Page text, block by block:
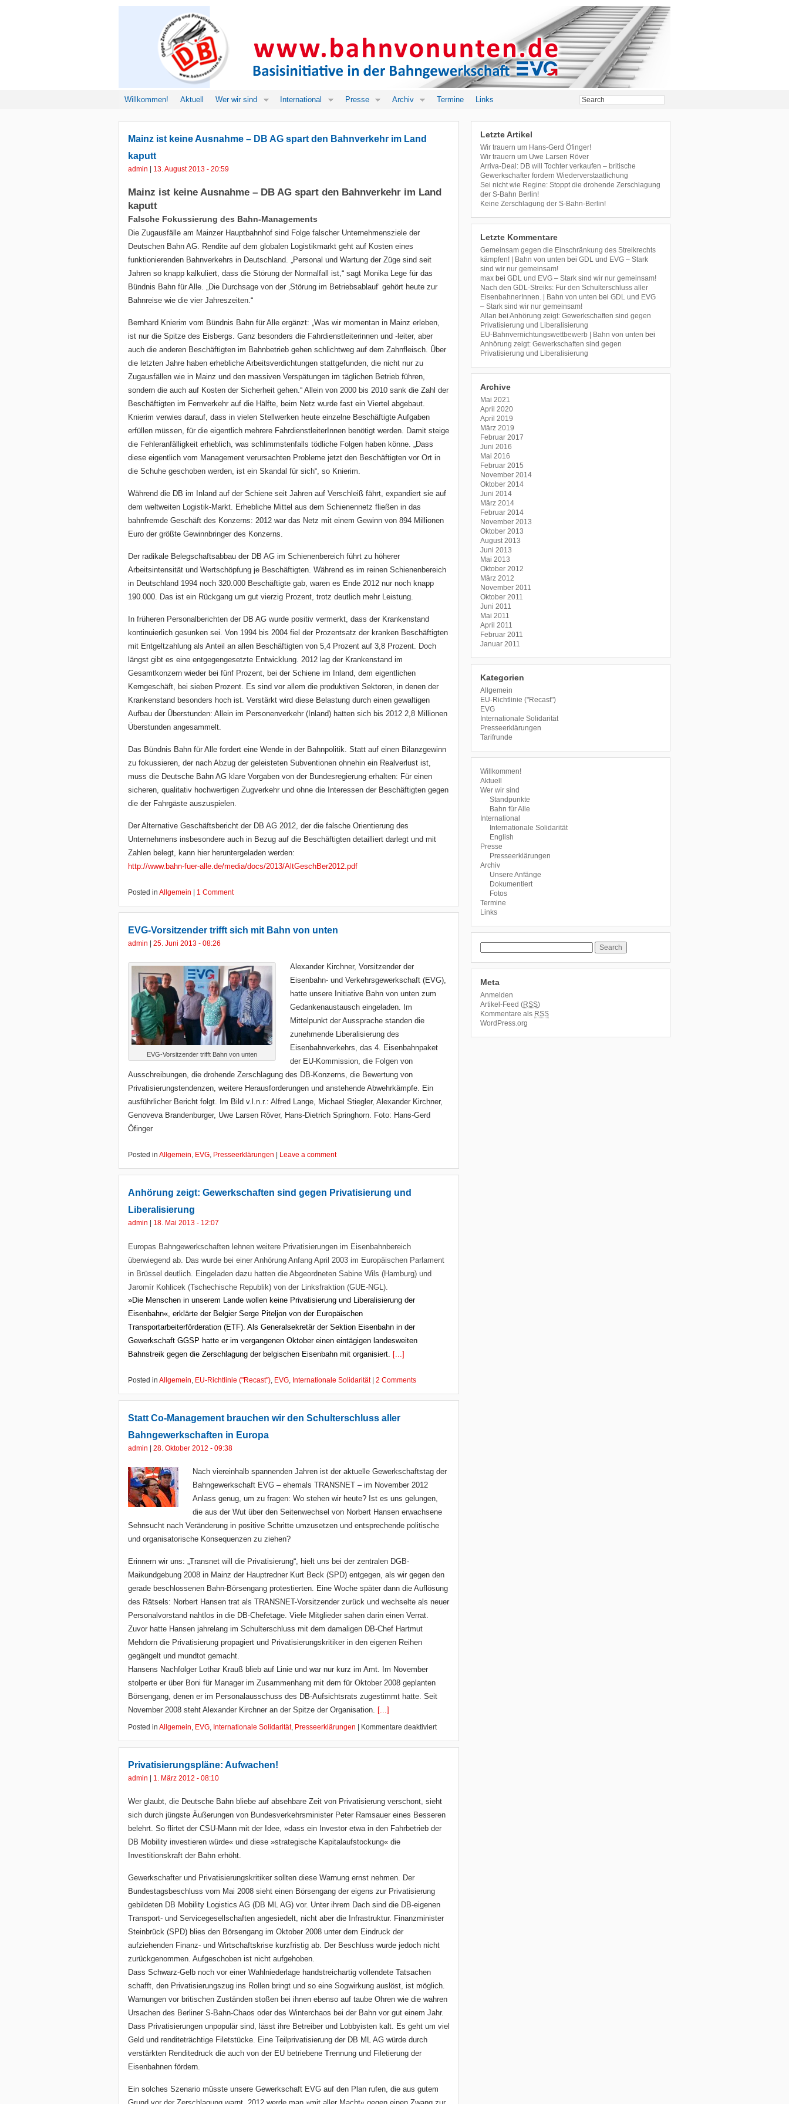
Willkommen! Aktuell Wer wir sind International Presse Archiv Termine Links
Mainz ist keine Ausnahme – DB AG spart den Bahnverkehr im Land
kaputt
admin | 13. August 2013 - 20:59
Mainz ist keine Ausnahme – DB AG spart den Bahnverkehr im Land
kaputt
Falsche Fokussierung des Bahn-Managements
Die Zugausfälle am Mainzer Hauptbahnhof sind Folge falscher Unternehmensziele der
Deutschen Bahn AG. Rendite auf dem globalen Logistikmarkt geht auf Kosten eines
funktionierenden Bahnverkehrs in Deutschland. „Personal und Wartung der Züge sind seit
Jahren so knapp kalkuliert, dass die Störung der Normalfall ist,“ sagt Monika Lege für das
Bündnis Bahn für Alle. „Die Durchsage von der ‚Störung im Betriebsablauf‘ gehört heute zur
Bahnreise wie die vier Jahreszeiten.“
Bernhard Knierim vom Bündnis Bahn für Alle ergänzt: „Was wir momentan in Mainz erleben,
ist nur die Spitze des Eisbergs. Ganz besonders die Fahrdienstleiterinnen und -leiter, aber
auch die anderen Beschäftigten im Bahnbetrieb gehen schlichtweg auf dem Zahnfleisch. Über
die letzten Jahre haben erhebliche Arbeitsverdichtungen stattgefunden, die nicht nur zu
Zugausfällen wie in Mainz und den massiven Verspätungen im täglichen Betrieb führen,
sondern die auch auf Kosten der Sicherheit gehen.“ Allein von 2000 bis 2010 sank die Zahl der
Beschäftigten im Fernverkehr auf die Hälfte, beim Netz wurde fast ein Viertel abgebaut.
Knierim verwies darauf, dass in vielen Stellwerken heute einzelne Beschäftigte Aufgaben
erfüllen müssen, für die eigentlich mehrere FahrdienstleiterInnen benötigt werden. Damit steige
die Fehleranfälligkeit erheblich, was schlimmstenfalls tödliche Folgen haben könne. „Dass
diese eigentlich vom Management verursachten Probleme jetzt den Beschäftigten vor Ort in
die Schuhe geschoben werden, ist ein Skandal für sich“, so Knierim.
Während die DB im Inland auf der Schiene seit Jahren auf Verschleiß fährt, expandiert sie auf
dem weltweiten Logistik-Markt. Erhebliche Mittel aus dem Schienennetz fließen in das
bahnfremde Geschäft des Konzerns: 2012 war das Netz mit einem Gewinn von 894 Millionen
Euro der größte Gewinnbringer des Konzerns.
Der radikale Belegschaftsabbau der DB AG im Schienenbereich führt zu höherer
Arbeitsintensität und Wertschöpfung je Beschäftigten. Während es im reinen Schienenbereich
in Deutschland 1994 noch 320.000 Beschäftigte gab, waren es Ende 2012 nur noch knapp
190.000. Das ist ein Rückgang um gut vierzig Prozent, trotz deutlich mehr Leistung.
In früheren Personalberichten der DB AG wurde positiv vermerkt, dass der Krankenstand
kontinuierlich gesunken sei. Von 1994 bis 2004 fiel der Prozentsatz der kranken Beschäftigten
mit Entgeltzahlung als Anteil an allen Beschäftigten von 5,4 Prozent auf 3,8 Prozent. Doch
längst gibt es eine entgegengesetzte Entwicklung. 2012 lag der Krankenstand im
Gesamtkonzern wieder bei fünf Prozent, bei der Schiene im Inland, dem eigentlichen
Kerngeschäft, bei sieben Prozent. Es sind vor allem die produktiven Sektoren, in denen der
Krankenstand besonders hoch ist. Verstärkt wird diese Belastung durch einen gewaltigen
Aufbau der Überstunden: Allein im Personenverkehr (Inland) hatten sich bis 2012 2,8 Millionen
Überstunden angesammelt.
Das Bündnis Bahn für Alle fordert eine Wende in der Bahnpolitik. Statt auf einen Bilanzgewinn
zu fokussieren, der nach Abzug der geleisteten Subventionen ohnehin ein Realverlust ist,
muss die Deutsche Bahn AG klare Vorgaben von der Bundesregierung erhalten: Für einen
sicheren, qualitativ hochwertigen Zugverkehr und ohne die Interessen der Beschäftigten gegen
die der Fahrgäste auszuspielen.
Der Alternative Geschäftsbericht der DB AG 2012, der die falsche Orientierung des
Unternehmens insbesondere auch in Bezug auf die Beschäftigten detailliert darlegt und mit
Zahlen belegt, kann hier heruntergeladen werden:
http://www.bahn-fuer-alle.de/media/docs/2013/AltGeschBer2012.pdf
Posted in Allgemein | 1 Comment
EVG-Vorsitzender trifft sich mit Bahn von unten
admin | 25. Juni 2013 - 08:26
EVG-Vorsitzender trifft Bahn von unten
Alexander Kirchner, Vorsitzender der
Eisenbahn- und Verkehrsgewerkschaft (EVG),
hatte unsere Initiative Bahn von unten zum
Gedankenaustausch eingeladen. Im
Mittelpunkt der Aussprache standen die
zunehmende Liberalisierung des
Eisenbahnverkehrs, das 4. Eisenbahnpaket
der EU-Kommission, die Folgen von
Ausschreibungen, die drohende Zerschlagung des DB-Konzerns, die Bewertung von
Privatisierungstendenzen, weitere Herausforderungen und anstehende Abwehrkämpfe. Ein
ausführlicher Bericht folgt. Im Bild v.l.n.r.: Alfred Lange, Michael Stiegler, Alexander Kirchner,
Genoveva Brandenburger, Uwe Larsen Röver, Hans-Dietrich Springhorn. Foto: Hans-Gerd
Öfinger
Posted in Allgemein EVG Presseerklärungen | Leave a comment
Anhörung zeigt: Gewerkschaften sind gegen Privatisierung und
Liberalisierung
admin | 18. Mai 2013 - 12:07
Europas Bahngewerkschaften lehnen weitere Privatisierungen im Eisenbahnbereich
überwiegend ab. Das wurde bei einer Anhörung Anfang April 2003 im Europäischen Parlament
in Brüssel deutlich. Eingeladen dazu hatten die Abgeordneten Sabine Wils (Hamburg) und
Jaromír Kohlicek (Tschechische Republik) von der Linksfraktion (GUE-NGL).
»Die Menschen in unserem Lande wollen keine Privatisierung und Liberalisierung der
Eisenbahn«, erklärte der Belgier Serge Piteljon von der Europäischen
Transportarbeiterförderation (ETF). Als Generalsekretär der Sektion Eisenbahn in der
Gewerkschaft GGSP hatte er im vergangenen Oktober einen eintägigen landesweiten
Bahnstreik gegen die Zerschlagung der belgischen Eisenbahn mit organisiert. [...]
Posted in Allgemein EU-Richtlinie ("Recast") EVG Internationale Solidarität | 2 Comments
Statt Co-Management brauchen wir den Schulterschluss aller
Bahngewerkschaften in Europa
admin | 28. Oktober 2012 - 09:38
Nach viereinhalb spannenden Jahren ist der aktuelle Gewerkschaftstag der
Bahngewerkschaft EVG – ehemals TRANSNET – im November 2012
Anlass genug, um zu fragen: Wo stehen wir heute? Ist es uns gelungen,
die aus der Wut über den Seitenwechsel von Norbert Hansen erwachsene
Sehnsucht nach Veränderung in positive Schritte umzusetzen und entsprechende politische
und organisatorische Konsequenzen zu ziehen?
Erinnern wir uns: „Transnet will die Privatisierung“, hielt uns bei der zentralen DGB-
Maikundgebung 2008 in Mainz der Hauptredner Kurt Beck (SPD) entgegen, als wir gegen den
gerade beschlossenen Bahn-Börsengang protestierten. Eine Woche später dann die Auflösung
des Rätsels: Norbert Hansen trat als TRANSNET-Vorsitzender zurück und wechselte als neuer
Personalvorstand nahtlos in die DB-Chefetage. Viele Mitglieder sahen darin einen Verrat.
Zuvor hatte Hansen jahrelang im Schulterschluss mit dem damaligen DB-Chef Hartmut
Mehdorn die Privatisierung propagiert und Privatisierungskritiker in den eigenen Reihen
gegängelt und mundtot gemacht.
Hansens Nachfolger Lothar Krauß blieb auf Linie und war nur kurz im Amt. Im November
stolperte er über Boni für Manager im Zusammenhang mit dem für Oktober 2008 geplanten
Börsengang, denen er im Personalausschuss des DB-Aufsichtsrats zugestimmt hatte. Seit
November 2008 steht Alexander Kirchner an der Spitze der Organisation. [...]
Posted in Allgemein EVG Internationale Solidarität, Presseerklärungen | Kommentare deaktiviert
Privatisierungspläne: Aufwachen!
admin | 1. März 2012 - 08:10
Wer glaubt, die Deutsche Bahn bliebe auf absehbare Zeit von Privatisierung verschont, sieht
sich durch jüngste Äußerungen von Bundesverkehrsminister Peter Ramsauer eines Besseren
belehrt. So flirtet der CSU-Mann mit der Idee, »dass ein Investor etwa in den Fahrbetrieb der
DB Mobility investieren würde« und diese »strategische Kapitalaufstockung« die
Investitionskraft der Bahn erhöht.
Gewerkschafter und Privatisierungskritiker sollten diese Warnung ernst nehmen. Der
Bundestagsbeschluss vom Mai 2008 sieht einen Börsengang der eigens zur Privatisierung
gebildeten DB Mobility Logistics AG (DB ML AG) vor. Unter ihrem Dach sind die DB-eigenen
Transport- und Servicegesellschaften angesiedelt, nicht aber die Infrastruktur. Finanzminister
Steinbrück (SPD) blies den Börsengang im Oktober 2008 unter dem Eindruck der
aufziehenden Finanz- und Wirtschaftskrise kurzfristig ab. Der Beschluss wurde jedoch nicht
zurückgenommen. Aufgeschoben ist nicht aufgehoben.
Dass Schwarz-Gelb noch vor einer Wahlniederlage handstreichartig vollendete Tatsachen
schafft, den Privatisierungszug ins Rollen bringt und so eine Sogwirkung auslöst, ist möglich.
Warnungen vor britischen Zuständen stoßen bei ihnen ebenso auf taube Ohren wie die wahren
Ursachen des Berliner S-Bahn-Chaos oder des Winterchaos bei der Bahn vor gut einem Jahr.
Dass Privatisierungen unpopulär sind, lässt ihre Betreiber und Lobbyisten kalt. Es geht um viel
Geld und renditeträchtige Filetstücke. Eine Teilprivatisierung der DB ML AG würde durch
verstärkten Renditedruck die auch von der EU betriebene Trennung und Filetierung der
Eisenbahnen fördern.
Ein solches Szenario müsste unsere Gewerkschaft EVG auf den Plan rufen, die aus gutem
Letzte Artikel
Wir trauern um Hans-Gerd Öfinger!
Wir trauern um Uwe Larsen Röver
Arriva-Deal: DB will Tochter verkaufen – britische
Gewerkschafter fordern Wiederverstaatlichung
Sei nicht wie Regine: Stoppt die drohende Zerschlagung
der S-Bahn Berlin!
Keine Zerschlagung der S-Bahn-Berlin!
Letzte Kommentare
Gemeinsam gegen die Einschränkung des Streikrechts
kämpfen! | Bahn von unten bei GDL und EVG – Stark
sind wir nur gemeinsam!
max bei GDL und EVG – Stark sind wir nur gemeinsam!
Nach den GDL-Streiks: Für den Schulterschluss aller
EisenbahnerInnen. | Bahn von unten bei GDL und EVG
– Stark sind wir nur gemeinsam!
Allan bei Anhörung zeigt: Gewerkschaften sind gegen
Privatisierung und Liberalisierung
EU-Bahnvernichtungswettbewerb | Bahn von unten bei
Anhörung zeigt: Gewerkschaften sind gegen
Privatisierung und Liberalisierung
Archive
Mai 2021
April 2020
April 2019
März 2019
Februar 2017
Juni 2016
Mai 2016
Februar 2015
November 2014
Oktober 2014
Juni 2014
März 2014
Februar 2014
November 2013
Oktober 2013
August 2013
Juni 2013
Mai 2013
Oktober 2012
März 2012
November 2011
Oktober 2011
Juni 2011
Mai 2011
April 2011
Februar 2011
Januar 2011
Kategorien
Allgemein
EU-Richtlinie ("Recast")
EVG
Internationale Solidarität
Presseerklärungen
Tarifrunde
Willkommen!
Aktuell
Wer wir sind
Standpunkte
Bahn für Alle
International
Internationale Solidarität
English
Presse
Presseerklärungen
Archiv
Unsere Anfänge
Dokumentiert
Fotos
Termine
Links
Meta
Anmelden
Artikel-Feed (RSS)
Kommentare als RSS
WordPress.org